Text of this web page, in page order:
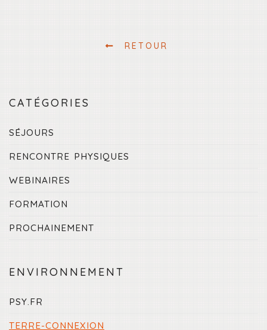
RETOUR
CATÉGORIES
SÉJOURS
RENCONTRE PHYSIQUES
WEBINAIRES
FORMATION
PROCHAINEMENT
ENVIRONNEMENT
PSY.FR
TERRE-CONNEXION